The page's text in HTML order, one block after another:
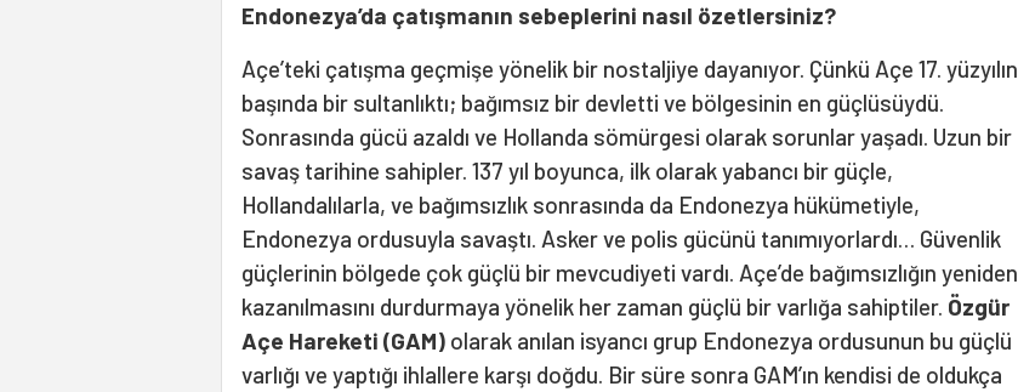
Endonezya’da çatışmanın sebeplerini nasıl özetlersiniz?
Açe’teki çatışma geçmişe yönelik bir nostaljiye dayanıyor. Çünkü Açe 17. yüzyılın
başında bir sultanlıktı; bağımsız bir devletti ve bölgesinin en güçlüsüydü.
Sonrasında gücü azaldı ve Hollanda sömürgesi olarak sorunlar yaşadı. Uzun bir
savaş tarihine sahipler. 137 yıl boyunca, ilk olarak yabancı bir güçle,
Hollandalılarla, ve bağımsızlık sonrasında da Endonezya hükümetiyle,
Endonezya ordusuyla savaştı. Asker ve polis gücünü tanımıyorlardı… Güvenlik
güçlerinin bölgede çok güçlü bir mevcudiyeti vardı. Açe’de bağımsızlığın yeniden
kazanılmasını durdurmaya yönelik her zaman güçlü bir varlığa sahiptiler. Özgür
Açe Hareketi (GAM) olarak anılan isyancı grup Endonezya ordusunun bu güçlü
varlığı ve yaptığı ihlallere karşı doğdu. Bir süre sonra GAM’ın kendisi de oldukça